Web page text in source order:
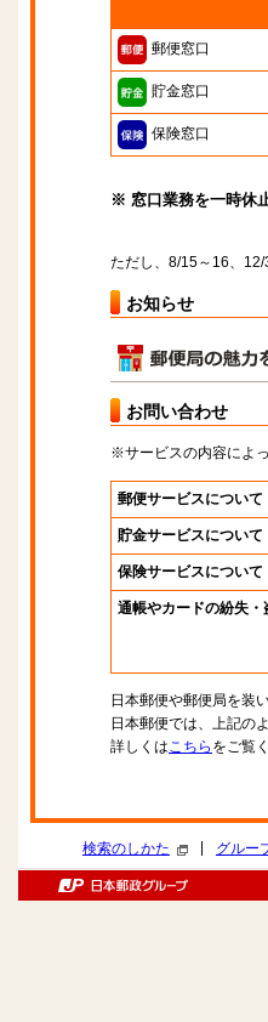
郵便窓口
貯金窓口
保険窓口
※ 窓口業務を一時休
ただし、8/15～16、
お知らせ
お問い合わせ
※サービスの内容によ
郵便サービスについて
貯金サービスについて
保険サービスについて
通帳やカードの紛失
日本郵便や郵便局を装
日本郵便では、上記の
詳しくはこちら をご覧
検索のしかた グルー